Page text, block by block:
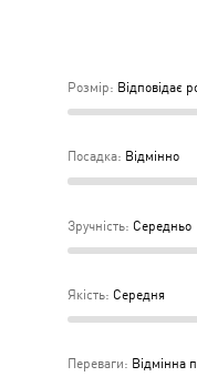
Розмір: Відповідає
Посадка: Відмінно
Зручність: Середньо
Якість: Середня
Переваги: Відмінна